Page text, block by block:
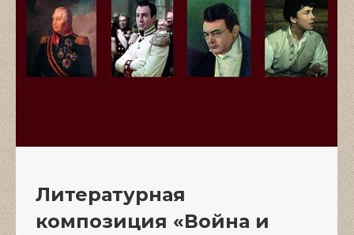
Литературная
композиция «Война и